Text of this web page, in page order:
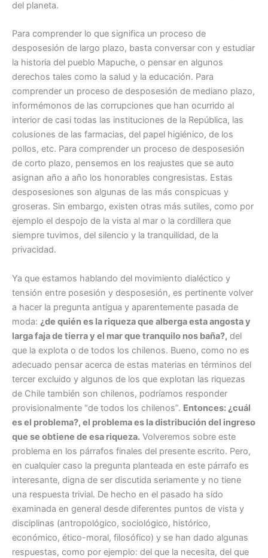
del planeta.
Para comprender lo que significa un proceso de
desposesión de largo plazo, basta conversar con y estudiar
la historia del pueblo Mapuche, o pensar en algunos
derechos tales como la salud y la educación. Para
comprender un proceso de desposesión de mediano plazo,
informémonos de las corrupciones que han ocurrido al
interior de casi todas las instituciones de la República, las
colusiones de las farmacias, del papel higiénico, de los
pollos, etc. Para comprender un proceso de desposesión
de corto plazo, pensemos en los reajustes que se auto
asignan año a año los honorables congresistas. Estas
desposesiones son algunas de las más conspicuas y
groseras. Sin embargo, existen otras más sutiles, como por
ejemplo el despojo de la vista al mar o la cordillera que
siempre tuvimos, del silencio y la tranquilidad, de la
privacidad.
Ya que estamos hablando del movimiento dialéctico y
tensión entre posesión y desposesión, es pertinente volver
a hacer la pregunta antigua y aparentemente pasada de
moda: ¿de quién es la riqueza que alberga esta angosta y
larga faja de tierra y el mar que tranquilo nos baña?, del
que la explota o de todos los chilenos. Bueno, como no es
adecuado pensar acerca de estas materias en términos del
tercer excluido y algunos de los que explotan las riquezas
de Chile también son chilenos, podríamos responder
provisionalmente “de todos los chilenos”. Entonces: ¿cuál
es el problema?, el problema es la distribución del ingreso
que se obtiene de esa riqueza. Volveremos sobre este
problema en los párrafos finales del presente escrito. Pero,
en cualquier caso la pregunta planteada en este párrafo es
interesante, digna de ser discutida seriamente y no tiene
una respuesta trivial. De hecho en el pasado ha sido
examinada en general desde diferentes puntos de vista y
disciplinas (antropológico, sociológico, histórico,
económico, ético-moral, filosófico) y se han dado algunas
respuestas, como por ejemplo: del que la necesita, del que